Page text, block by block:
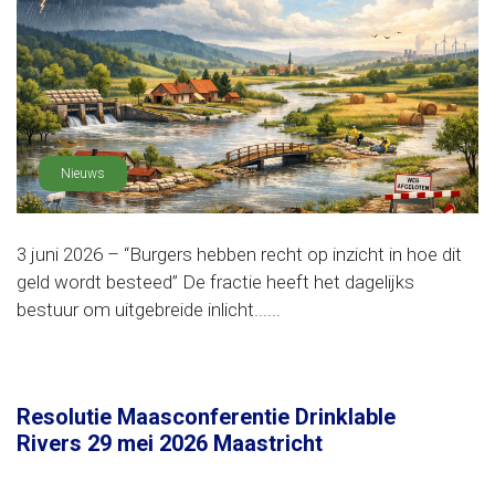
Nieuws
3 juni 2026 – “Burgers hebben recht op inzicht in hoe dit
geld wordt besteed” De fractie heeft het dagelijks
bestuur om uitgebreide inlicht......
Resolutie Maasconferentie Drinklable
Rivers 29 mei 2026 Maastricht